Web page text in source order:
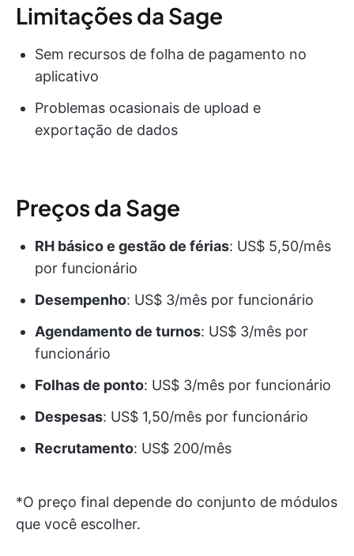
Limitações da Sage
Sem recursos de folha de pagamento no
aplicativo
Problemas ocasionais de upload e
exportação de dados
Preços da Sage
RH básico e gestão de férias: US$ 5,50/mês
por funcionário
Desempenho: US$ 3/mês por funcionário
Agendamento de turnos: US$ 3/mês por
funcionário
Folhas de ponto: US$ 3/mês por funcionário
Despesas: US$ 1,50/mês por funcionário
Recrutamento: US$ 200/mês
*O preço final depende do conjunto de módulos
que você escolher.